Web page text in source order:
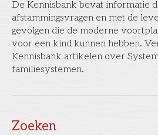
De Kennisbank bevat informatie
afstammingsvragen en met de
gevolgen die de moderne
voor een kind kunnen hebben.
Kennisbank artikelen over
familiesystemen.
Zoeken